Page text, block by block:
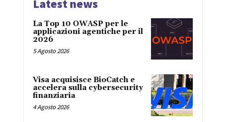
Latest news
La Top 10 OWASP per le
applicazioni agentiche per il
2026
5 Agosto 2026
Visa acquisisce BioCatch e
accelera sulla cybersecurity
finanziaria
4 Agosto 2026